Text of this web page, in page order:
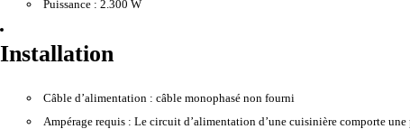
Puissance : 2.300 W
Installation
Câble d’alimentation : câble monophasé non fourni
Ampérage requis : Le circuit d’alimentation d’une cuisinière comporte